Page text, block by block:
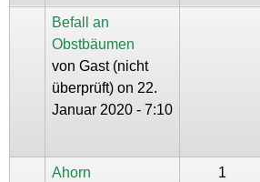
Befall an
Obstbäumen
von Gast (nicht
überprüft) on 22.
Januar 2020 - 7:10
Ahorn
1